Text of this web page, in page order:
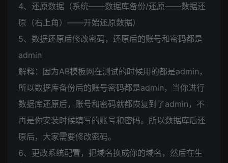
4、还原数据（系统——数据库备份/还原——数据还
原（右上角）——开始还原数据）
5、数据还原后修改密码，还原后的账号和密码都是
admin
解释：因为AB模板网在测试的时候用的都是admin，
所以数据库备份后的账号密码都是admin，当你进行
数据库还原后，账号和密码就都恢复到了admin，不
再是你安装时候填写的账号和密码。所以数据库后还
原后，大家需要修改密码。
6、更改系统配置，把域名换成你的域名，然后在生